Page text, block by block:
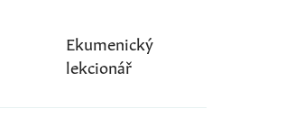
Ekumenický
lekcionář